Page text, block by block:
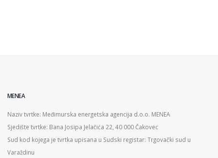
MENEA
Naziv tvrtke: Međimurska energetska agencija d.o.o. MENEA
Sjedište tvrtke: Bana Josipa Jelačića 22, 40 000 Čakovec
Sud kod kojega je tvrtka upisana u Sudski registar: Trgovački sud u
Varaždinu